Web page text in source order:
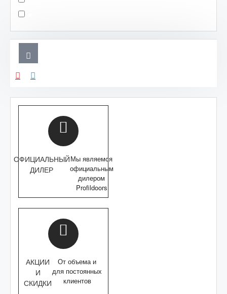
ОФИЦИАЛЬНЫЙ
ДИЛЕР
Мы являемся
официальным
дилером
Profildoors
АКЦИИ
И
СКИДКИ
От объема и
для постоянных
клиентов